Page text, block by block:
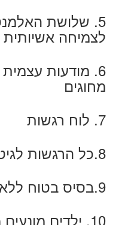
5. שלושת
לצמיחה
6. מודעות
מחוגים
7. לוח רגשות
8.כל הרגשות לגיטימיים
9.בסיס בטוח ללא תנאי
10. ילדים מונעים מדחפים